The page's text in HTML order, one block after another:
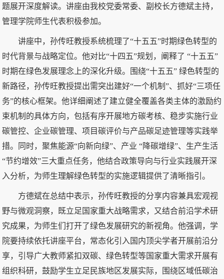
题展开深度解读。讲座由我校党委常委、副校长方德斌主持，
管理学院师生代表积极参加。
讲座中，孙传旺教授系统梳理了“十五五”时期绿色转型的
时代背景与战略定位。他对比“十四五”规划，阐释了 “十五五”
时期在绿色发展理念上的深化升级。围绕“十五五” 绿色转型的
新路径，孙传旺教授提出需突出建好“一个机制”、抓好“三项任
务”的核心框架。他详细阐述了建立健全覆盖各类主体的激励约
束机制的具体方向，包括有序开展地方碳考核、稳步实施行业
碳管控、企业碳管理、项目碳评价与产品碳足迹管理等实践举
措。同时，聚焦能源“向新向绿”、产业 “降碳增绿”、生产生活
“节约增效”三大重点任务，他结合政策导向与行业实践展开深
入分析，为师生理解绿色转型的实施逻辑提供了清晰指引。
方德斌在总结中表示，孙传旺教授的分享内容兼具宏观视
野与微观洞察，既立足国家重大战略需求，又结合前沿学术研
究成果，为师生们打开了绿色发展研究的新视角。他强调，学
院要持续依托讲座平台，常态化引入国内顶尖学者开展前沿分
享，引导广大教师紧扣双碳、绿色转型等国家重大需求开展有
组织科研，鼓励学生立足民族地区发展实际，围绕区域低碳治